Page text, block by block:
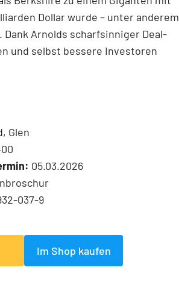
Dollar wurde – unter anderem
Dank Arnolds scharfsinniger Deal-
und selbst bessere Investoren
Glen
05.03.2026
037-9
Im Shop kaufen